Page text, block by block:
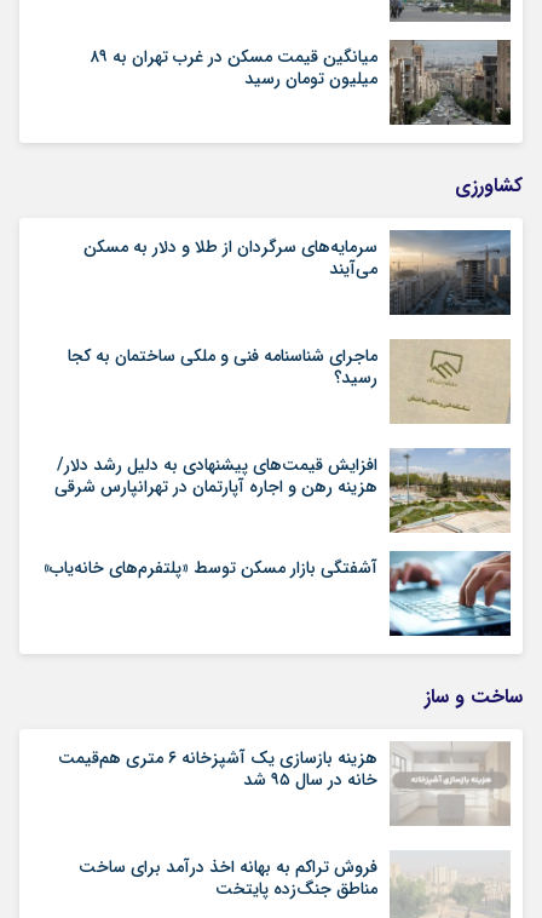
میانگین قیمت مسکن در غرب تهران به ۸۹
میلیون تومان رسید
کشاورزی
سرمایه‌های سرگردان از طلا و دلار به مسکن
می‌آیند
ماجرای شناسنامه‌ فنی و ملکی ساختمان به کجا
رسید؟
افزایش قیمت‌های پیشنهادی به دلیل رشد دلار/
هزینه رهن و اجاره آپارتمان در تهرانپارس شرقی
آشفتگی بازار مسکن توسط «پلتفرم‌های خانه‌یاب»
ساخت و ساز
هزینه بازسازی یک آشپزخانه ۶ متری هم‌قیمت
خانه در سال ۹۵ شد
فروش تراکم به بهانه اخذ درآمد برای ساخت
مناطق جنگ‌زده پایتخت